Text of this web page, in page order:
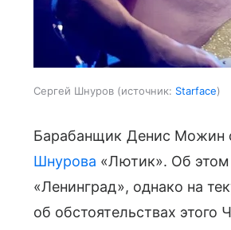
Сергей Шнуров источник: Starface
Барабанщик Денис Можин
Шнурова «Лютик». Об этом
«Ленинград», однако на
об обстоятельствах этого